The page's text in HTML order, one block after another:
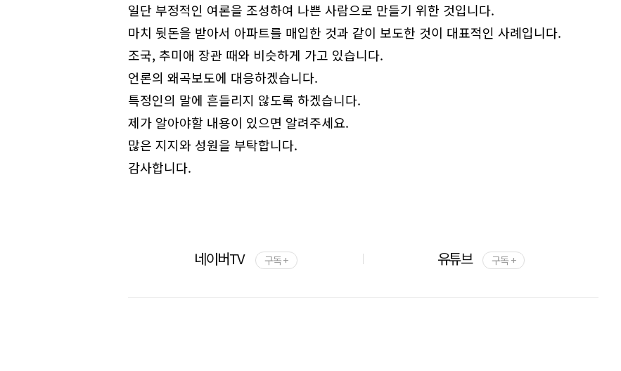
일단 부정적인 여론을 조성하여 나쁜 사람으로 만들기 위한 것입니다.
마치 뒷돈을 받아서 아파트를 매입한 것과 같이 보도한 것이 대표적인 사례입니다.
조국, 추미애 장관 때와 비슷하게 가고 있습니다.
언론의 왜곡보도에 대응하겠습니다.
특정인의 말에 흔들리지 않도록 하겠습니다.
제가 알아야할 내용이 있으면 알려주세요.
많은 지지와 성원을 부탁합니다.
감사합니다.
네이버TV 구독 + 유튜브 구독 +